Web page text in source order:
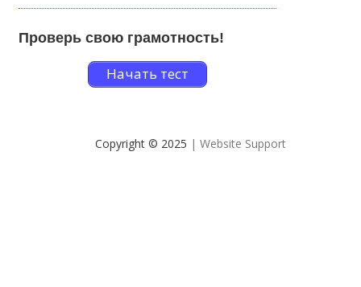
Проверь свою грамотность!
Начать тест
Copyright © 2025 | Website Support